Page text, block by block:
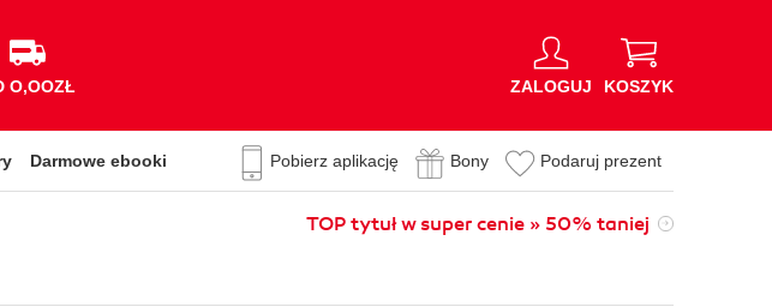
O,OOZŁ ZALOGUJ KOSZYK
Darmowe ebooki Pobierz aplikację Bony Podaruj prezent
TOP tytuł w super cenie » 50% taniej